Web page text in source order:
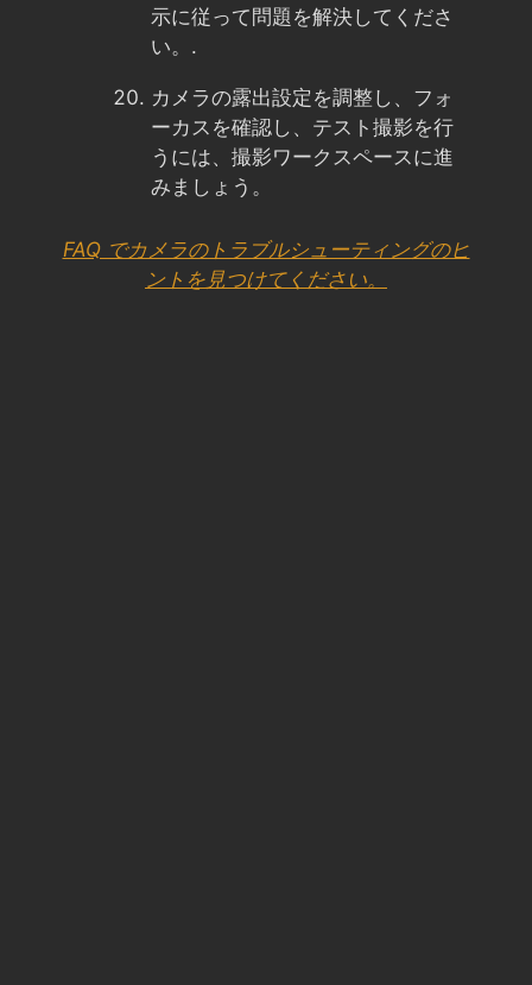
示に従って問題を解決してくださ
い。.
カメラの露出設定を調整し、フォ
ーカスを確認し、テスト撮影を行
うには、撮影ワークスペースに進
みましょう。
FAQ でカメラのトラブルシューティングのヒ
ントを見つけてください。